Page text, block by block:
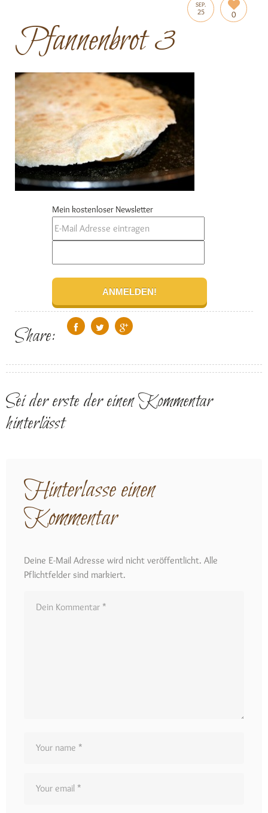
SEP.
25 0
Pfannenbrot 3
Mein kostenloser Newsletter
Share:
Sei der erste der einen Kommentar
hinterlässt
Hinterlasse einen
Kommentar
Deine E-Mail Adresse wird nicht veröffentlicht. Alle
Pflichtfelder sind markiert.